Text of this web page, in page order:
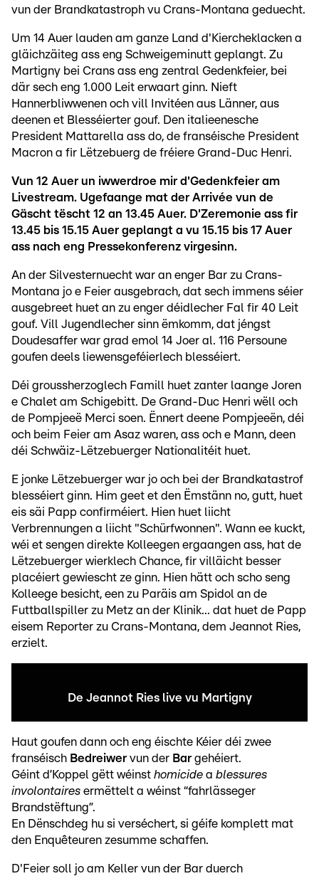
vun der Brandkatastroph vu Crans-Montana geduecht.
Um 14 Auer lauden am ganze Land d'Kiercheklacken a
gläichzäiteg ass eng Schweigeminutt geplangt. Zu
Martigny bei Crans ass eng zentral Gedenkfeier, bei
där sech eng 1.000 Leit erwaart ginn. Nieft
Hannerbliwwenen och vill Invitéen aus Länner, aus
deenen et Blesséierter gouf. Den italieenesche
President Mattarella ass do, de franséische President
Macron a fir Lëtzebuerg de fréiere Grand-Duc Henri.
Vun 12 Auer un iwwerdroe mir d'Gedenkfeier am
Livestream. Ugefaange mat der Arrivée vun de
Gäscht tëscht 12 an 13.45 Auer. D'Zeremonie ass fir
13.45 bis 15.15 Auer geplangt a vu 15.15 bis 17 Auer
ass nach eng Pressekonferenz virgesinn.
An der Silvesternuecht war an enger Bar zu Crans-
Montana jo e Feier ausgebrach, dat sech immens séier
ausgebreet huet an zu enger déidlecher Fal fir 40 Leit
gouf. Vill Jugendlecher sinn ëmkomm, dat jéngst
Doudesaffer war grad emol 14 Joer al. 116 Persoune
goufen deels liewensgeféierlech blesséiert.
Déi groussherzoglech Famill huet zanter laange Joren
e Chalet am Schigebitt. De Grand-Duc Henri wëll och
de Pompjeeë Merci soen. Ënnert deene Pompjeeën, déi
och beim Feier am Asaz waren, ass och e Mann, deen
déi Schwäiz-Lëtzebuerger Nationalitéit huet.
E jonke Lëtzebuerger war jo och bei der Brandkatastrof
blesséiert ginn. Him geet et den Ëmstänn no, gutt, huet
eis säi Papp confirméiert. Hien huet liicht
Verbrennungen a liicht "Schürfwonnen". Wann ee kuckt,
wéi et sengen direkte Kolleegen ergaangen ass, hat de
Lëtzebuerger wierklech Chance, fir villäicht besser
placéiert gewiescht ze ginn. Hien hätt och scho seng
Kolleege besicht, een zu Paräis am Spidol an de
Futtballspiller zu Metz an der Klinik... dat huet de Papp
eisem Reporter zu Crans-Montana, dem Jeannot Ries,
erzielt.
De Jeannot Ries live vu Martigny
Haut goufen dann och eng éischte Kéier déi zwee
franséisch Bedreiwer vun der Bar gehéiert.
Géint d’Koppel gëtt wéinst homicide a blessures
involontaires ermëttelt a wéinst “fahrlässeger
Brandstëftung”.
En Dënschdeg hu si verséchert, si géife komplett mat
den Enquêteuren zesumme schaffen.
D'Feier soll jo am Keller vun der Bar duerch